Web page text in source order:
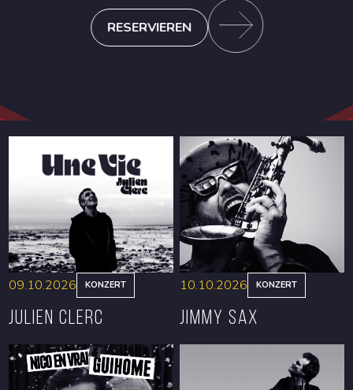
RESERVIEREN
09.10.2026 KONZERT
Julien Clerc
10.10.2026 KONZERT
Jimmy Sax